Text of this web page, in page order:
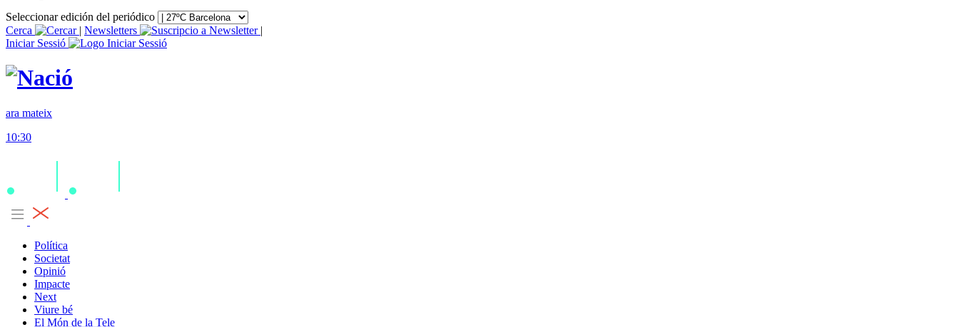
Seleccionar edición del periódico
Cerca
| Newsletters
|
Iniciar Sessió
ara mateix
10:30
Política
Societat
Opinió
Impacte
Next
Viure bé
El Món de la Tele